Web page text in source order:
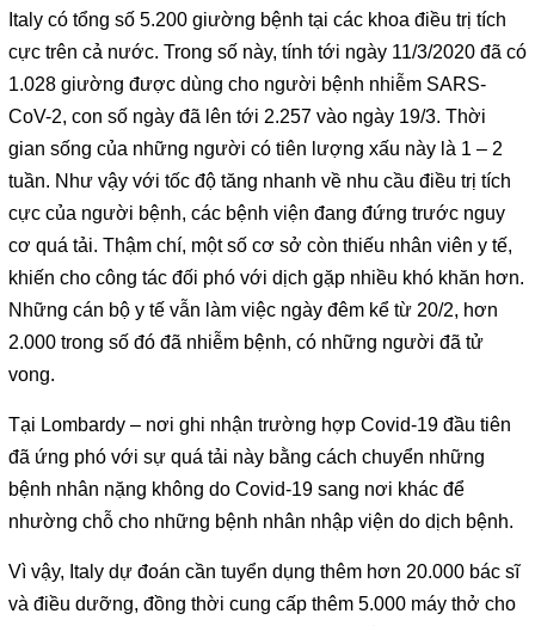
Italy có tổng số 5.200 giường bệnh tại các khoa điều trị tích
cực trên cả nước. Trong số này, tính tới ngày 11/3/2020 đã có
1.028 giường được dùng cho người bệnh nhiễm SARS-
CoV-2, con số ngày đã lên tới 2.257 vào ngày 19/3. Thời
gian sống của những người có tiên lượng xấu này là 1 – 2
tuần. Như vậy với tốc độ tăng nhanh về nhu cầu điều trị tích
cực của người bệnh, các bệnh viện đang đứng trước nguy
cơ quá tải. Thậm chí, một số cơ sở còn thiếu nhân viên y tế,
khiến cho công tác đối phó với dịch gặp nhiều khó khăn hơn.
Những cán bộ y tế vẫn làm việc ngày đêm kể từ 20/2, hơn
2.000 trong số đó đã nhiễm bệnh, có những người đã tử
vong.
Tại Lombardy – nơi ghi nhận trường hợp Covid-19 đầu tiên
đã ứng phó với sự quá tải này bằng cách chuyển những
bệnh nhân nặng không do Covid-19 sang nơi khác để
nhường chỗ cho những bệnh nhân nhập viện do dịch bệnh.
Vì vậy, Italy dự đoán cần tuyển dụng thêm hơn 20.000 bác sĩ
và điều dưỡng, đồng thời cung cấp thêm 5.000 máy thở cho